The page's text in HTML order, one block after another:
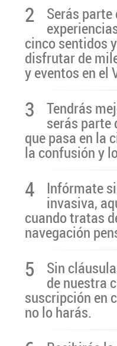
2 Serás
cinco sentidos
disfrutar de
y eventos en el
3 Tendrás
serás parte
que pasa en la
la confusión y
4 Infórmate
invasiva,
cuando tratas
navegación
5 Sin
de nuestra
suscripción en
no lo harás.